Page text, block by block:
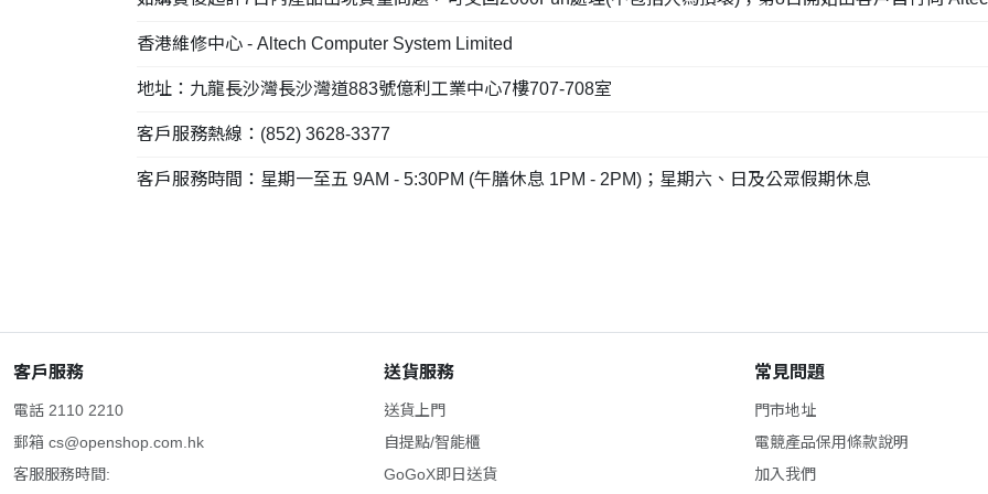
香港維修中心 - Altech Computer System Limited
地址：九龍長沙灣長沙灣道883號億利工業中心7樓707-708室
客戶服務熱線：(852) 3628-3377
客戶服務時間：星期一至五 9AM - 5:30PM (午膳休息 1PM - 2PM)；星期六、日及公眾假期休息
客戶服務
電話 2110 2210
郵箱 cs@openshop.com.hk
客服服務時間:
送貨服務
送貨上門
自提點/智能櫃
GoGoX即日送貨
常見問題
門市地址
電競產品保用條款說明
加入我們